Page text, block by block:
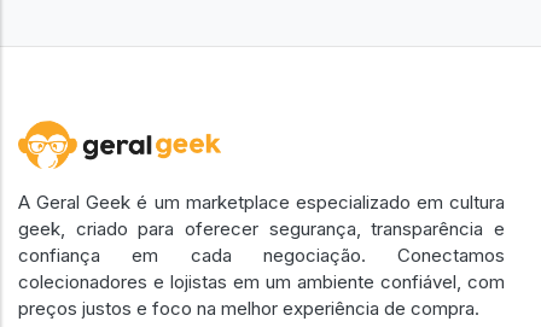
A Geral Geek é um marketplace especializado em cultura
geek, criado para oferecer segurança, transparência e
confiança em cada negociação. Conectamos
colecionadores e lojistas em um ambiente confiável, com
preços justos e foco na melhor experiência de compra.